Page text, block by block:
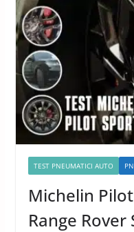
TEST PNEUMATICI AUTO
Michelin
Range Rover